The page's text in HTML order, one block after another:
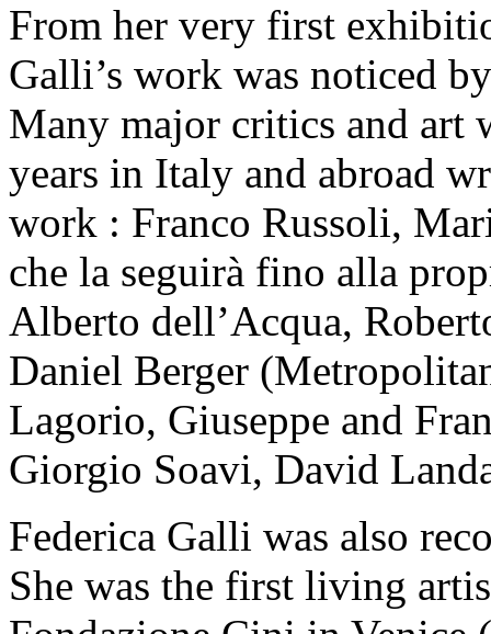
From her very first
Galli’s work was noticed
Many major critics and art
years in Italy and abroad
work : Franco Russoli,
che la seguirà fino alla
Alberto dell’Acqua,
Daniel Berger
Lagorio, Giuseppe and
Giorgio Soavi, David
Federica Galli was also
She was the first living